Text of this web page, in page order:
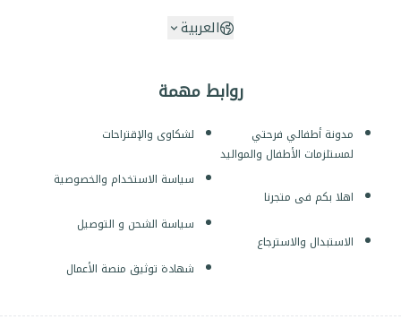
روابط مهمة
مدونة أطفالي فرحتي
لمستلزمات الأطفال والمواليد
اهلا بكم فى متجرنا
الاستبدال والاسترجاع
لشكاوى والإقتراحات
سياسة الاستخدام والخصوصية
سياسة الشحن و التوصيل
شهادة توثيق منصة الأعمال
العربية